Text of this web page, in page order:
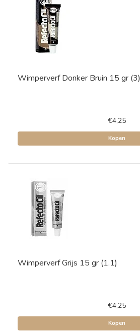
Wimperverf Donker Bruin 15 gr (3)
€4,25
Kopen
Wimperverf Grijs 15 gr (1.1)
€4,25
Kopen